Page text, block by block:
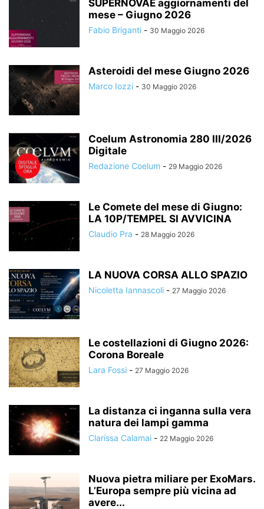
SUPERNOVAE aggiornamenti del
mese – Giugno 2026
Fabio Briganti - 30 Maggio 2026
Asteroidi del mese Giugno 2026
Marco Iozzi - 30 Maggio 2026
Coelum Astronomia 280 III/2026
Digitale
Redazione Coelum - 29 Maggio 2026
Le Comete del mese di Giugno:
LA 10P/TEMPEL SI AVVICINA
Claudio Pra - 28 Maggio 2026
LA NUOVA CORSA ALLO SPAZIO
Nicoletta Iannascoli - 27 Maggio 2026
Le costellazioni di Giugno 2026:
Corona Boreale
Lara Fossi - 27 Maggio 2026
La distanza ci inganna sulla vera
natura dei lampi gamma
Clarissa Calamai - 22 Maggio 2026
Nuova pietra miliare per ExoMars.
L’Europa sempre più vicina ad
avere...